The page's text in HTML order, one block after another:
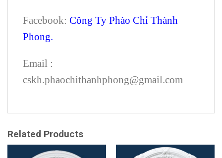
Facebook: Công Ty Phào Chỉ Thành
Phong.
Email :
cskh.phaochithanhphong@gmail.com
Related Products